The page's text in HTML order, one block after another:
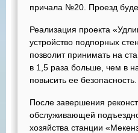
причала №20. Проезд
Реализация проекта
устройство подпорных
позволит принимать на
в 1,5 раза больше, чем в
повысить ее безопасность.
После завершения
обслуживающей
хозяйства станции